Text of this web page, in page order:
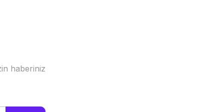
haberiniz